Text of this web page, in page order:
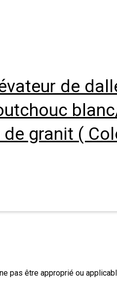
de
granit (
pas être approprié ou